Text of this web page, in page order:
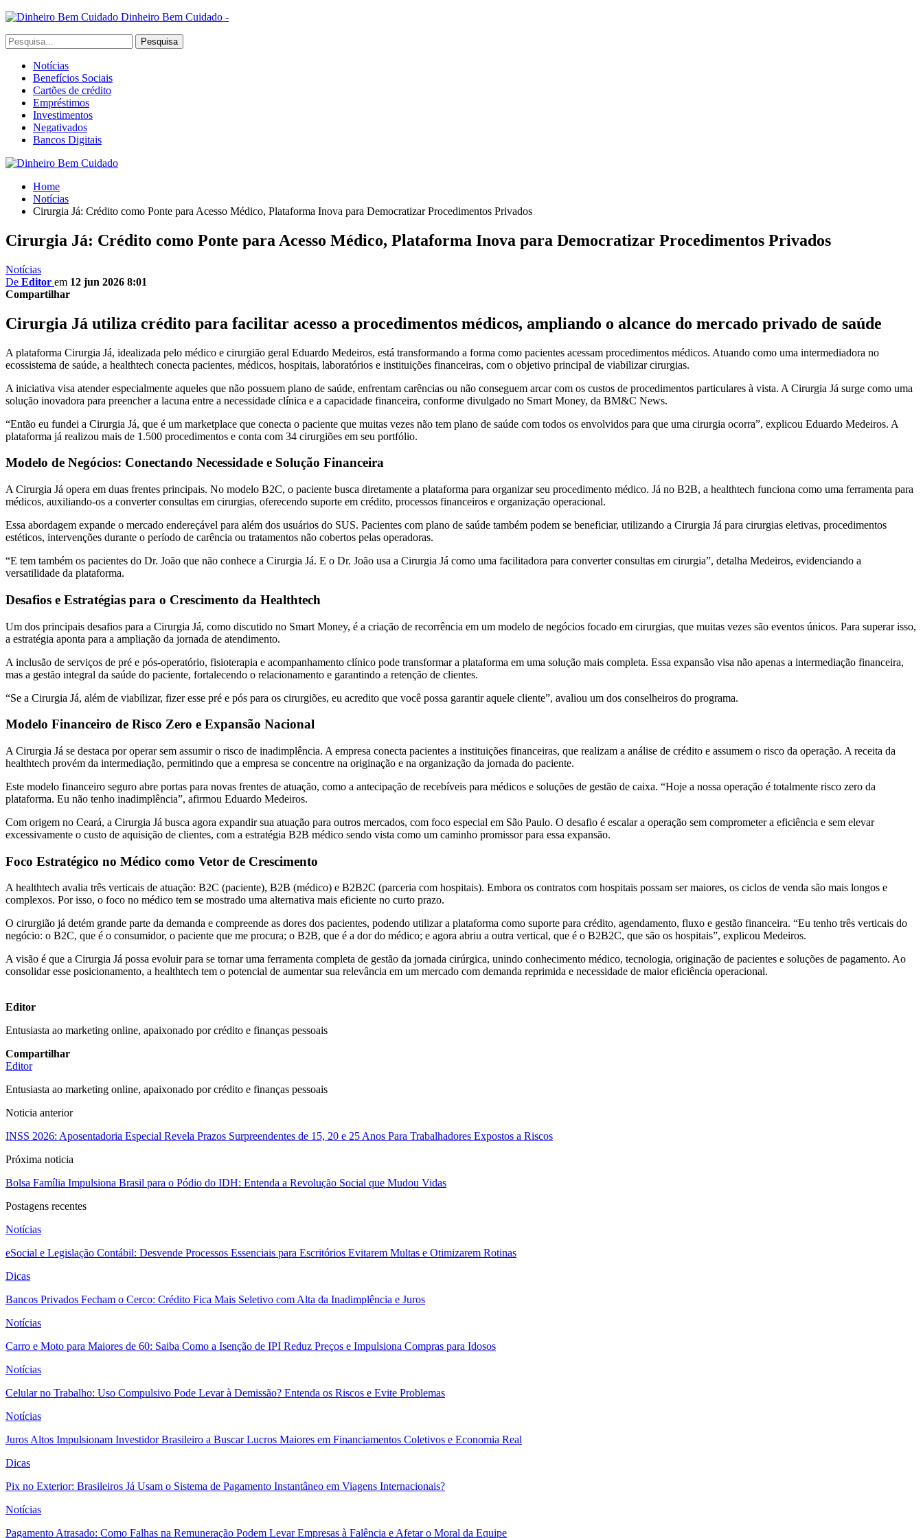
Dinheiro Bem Cuidado -
Notícias
Benefícios Sociais
Cartões de crédito
Empréstimos
Investimentos
Negativados
Bancos Digitais
Home
Notícias
Cirurgia Já: Crédito como Ponte para Acesso Médico, Plataforma Inova para Democratizar Procedimentos Privados
Cirurgia Já: Crédito como Ponte para Acesso Médico, Plataforma Inova para Democratizar Procedimentos Privados
Notícias
De Editor em 12 jun 2026 8:01
Compartilhar
Cirurgia Já utiliza crédito para facilitar acesso a procedimentos médicos, ampliando o alcance do mercado privado de saúde
A plataforma Cirurgia Já, idealizada pelo médico e cirurgião geral Eduardo Medeiros, está transformando a forma como pacientes acessam procedimentos médicos. Atuando como uma intermediadora no
ecossistema de saúde, a healthtech conecta pacientes, médicos, hospitais, laboratórios e instituições financeiras, com o objetivo principal de viabilizar cirurgias.
A iniciativa visa atender especialmente aqueles que não possuem plano de saúde, enfrentam carências ou não conseguem arcar com os custos de procedimentos particulares à vista. A Cirurgia Já surge como uma
solução inovadora para preencher a lacuna entre a necessidade clínica e a capacidade financeira, conforme divulgado no Smart Money, da BM&C News.
“Então eu fundei a Cirurgia Já, que é um marketplace que conecta o paciente que muitas vezes não tem plano de saúde com todos os envolvidos para que uma cirurgia ocorra”, explicou Eduardo Medeiros. A
plataforma já realizou mais de 1.500 procedimentos e conta com 34 cirurgiões em seu portfólio.
Modelo de Negócios: Conectando Necessidade e Solução Financeira
A Cirurgia Já opera em duas frentes principais. No modelo B2C, o paciente busca diretamente a plataforma para organizar seu procedimento médico. Já no B2B, a healthtech funciona como uma ferramenta para
médicos, auxiliando-os a converter consultas em cirurgias, oferecendo suporte em crédito, processos financeiros e organização operacional.
Essa abordagem expande o mercado endereçável para além dos usuários do SUS. Pacientes com plano de saúde também podem se beneficiar, utilizando a Cirurgia Já para cirurgias eletivas, procedimentos
estéticos, intervenções durante o período de carência ou tratamentos não cobertos pelas operadoras.
“E tem também os pacientes do Dr. João que não conhece a Cirurgia Já. E o Dr. João usa a Cirurgia Já como uma facilitadora para converter consultas em cirurgia”, detalha Medeiros, evidenciando a
versatilidade da plataforma.
Desafios e Estratégias para o Crescimento da Healthtech
Um dos principais desafios para a Cirurgia Já, como discutido no Smart Money, é a criação de recorrência em um modelo de negócios focado em cirurgias, que muitas vezes são eventos únicos. Para superar isso,
a estratégia aponta para a ampliação da jornada de atendimento.
A inclusão de serviços de pré e pós-operatório, fisioterapia e acompanhamento clínico pode transformar a plataforma em uma solução mais completa. Essa expansão visa não apenas a intermediação financeira,
mas a gestão integral da saúde do paciente, fortalecendo o relacionamento e garantindo a retenção de clientes.
“Se a Cirurgia Já, além de viabilizar, fizer esse pré e pós para os cirurgiões, eu acredito que você possa garantir aquele cliente”, avaliou um dos conselheiros do programa.
Modelo Financeiro de Risco Zero e Expansão Nacional
A Cirurgia Já se destaca por operar sem assumir o risco de inadimplência. A empresa conecta pacientes a instituições financeiras, que realizam a análise de crédito e assumem o risco da operação. A receita da
healthtech provém da intermediação, permitindo que a empresa se concentre na originação e na organização da jornada do paciente.
Este modelo financeiro seguro abre portas para novas frentes de atuação, como a antecipação de recebíveis para médicos e soluções de gestão de caixa. “Hoje a nossa operação é totalmente risco zero da
plataforma. Eu não tenho inadimplência”, afirmou Eduardo Medeiros.
Com origem no Ceará, a Cirurgia Já busca agora expandir sua atuação para outros mercados, com foco especial em São Paulo. O desafio é escalar a operação sem comprometer a eficiência e sem elevar
excessivamente o custo de aquisição de clientes, com a estratégia B2B médico sendo vista como um caminho promissor para essa expansão.
Foco Estratégico no Médico como Vetor de Crescimento
A healthtech avalia três verticais de atuação: B2C (paciente), B2B (médico) e B2B2C (parceria com hospitais). Embora os contratos com hospitais possam ser maiores, os ciclos de venda são mais longos e
complexos. Por isso, o foco no médico tem se mostrado uma alternativa mais eficiente no curto prazo.
O cirurgião já detém grande parte da demanda e compreende as dores dos pacientes, podendo utilizar a plataforma como suporte para crédito, agendamento, fluxo e gestão financeira. “Eu tenho três verticais do
negócio: o B2C, que é o consumidor, o paciente que me procura; o B2B, que é a dor do médico; e agora abriu a outra vertical, que é o B2B2C, que são os hospitais”, explicou Medeiros.
A visão é que a Cirurgia Já possa evoluir para se tornar uma ferramenta completa de gestão da jornada cirúrgica, unindo conhecimento médico, tecnologia, originação de pacientes e soluções de pagamento. Ao
consolidar esse posicionamento, a healthtech tem o potencial de aumentar sua relevância em um mercado com demanda reprimida e necessidade de maior eficiência operacional.
Editor
Entusiasta ao marketing online, apaixonado por crédito e finanças pessoais
Compartilhar
Editor
Entusiasta ao marketing online, apaixonado por crédito e finanças pessoais
Noticia anterior
INSS 2026: Aposentadoria Especial Revela Prazos Surpreendentes de 15, 20 e 25 Anos Para Trabalhadores Expostos a Riscos
Próxima noticia
Bolsa Família Impulsiona Brasil para o Pódio do IDH: Entenda a Revolução Social que Mudou Vidas
Postagens recentes
Notícias
eSocial e Legislação Contábil: Desvende Processos Essenciais para Escritórios Evitarem Multas e Otimizarem Rotinas
Dicas
Bancos Privados Fecham o Cerco: Crédito Fica Mais Seletivo com Alta da Inadimplência e Juros
Notícias
Carro e Moto para Maiores de 60: Saiba Como a Isenção de IPI Reduz Preços e Impulsiona Compras para Idosos
Notícias
Celular no Trabalho: Uso Compulsivo Pode Levar à Demissão? Entenda os Riscos e Evite Problemas
Notícias
Juros Altos Impulsionam Investidor Brasileiro a Buscar Lucros Maiores em Financiamentos Coletivos e Economia Real
Dicas
Pix no Exterior: Brasileiros Já Usam o Sistema de Pagamento Instantâneo em Viagens Internacionais?
Notícias
Pagamento Atrasado: Como Falhas na Remuneração Podem Levar Empresas à Falência e Afetar o Moral da Equipe